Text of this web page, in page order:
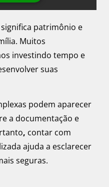
patrimônio e
Muitos
investindo tempo e
suas
podem aparecer
a documentação e
, contar com
ajuda a esclarecer
seguras.